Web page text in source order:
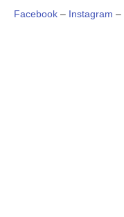
Facebook – Instagram –